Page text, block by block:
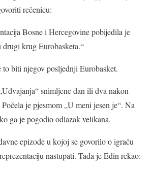
rečenicu:
Bosne i Hercegovine pobijedila je
krug Eurobasketa.“
biti njegov posljednji Eurobasket.
snimljene dan ili dva nakon
je pjesmom „U meni jesen je“. Na
ga je pogodio odlazak velikana.
epizode u kojoj se govorilo o igraču
nastupati. Tada je Edin rekao: